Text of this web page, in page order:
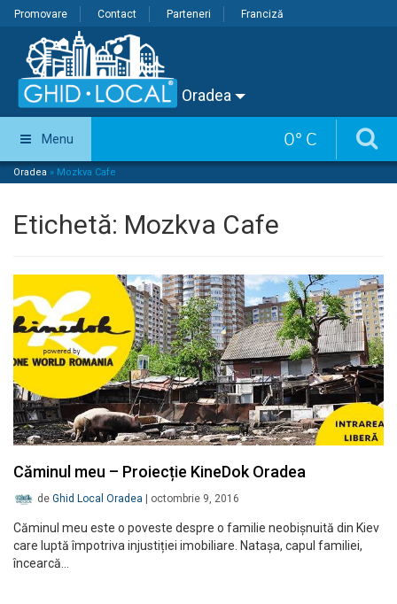
Promovare Contact Parteneri Franciză
Oradea
0° C
Menu
Oradea » Mozkva Cafe
Etichetă: Mozkva Cafe
Căminul meu – Proiecție KineDok Oradea
de Ghid Local Oradea | octombrie 9, 2016
Căminul meu este o poveste despre o familie neobișnuită din Kiev
care luptă împotriva injustiției imobiliare. Natașa, capul familiei,
încearcă…